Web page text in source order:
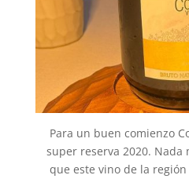
Para un buen comienzo
super reserva 2020.
que este vino de la